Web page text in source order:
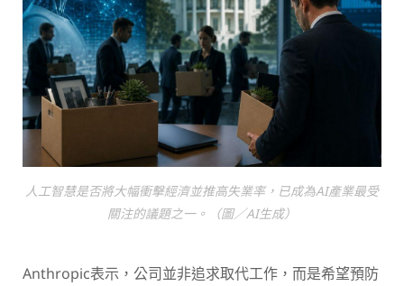
人工智慧是否將大幅衝擊經濟並推高失業率，已成為AI產業最受
關注的議題之一。（圖／AI生成）
Anthropic表示，公司並非追求取代工作，而是希望預防